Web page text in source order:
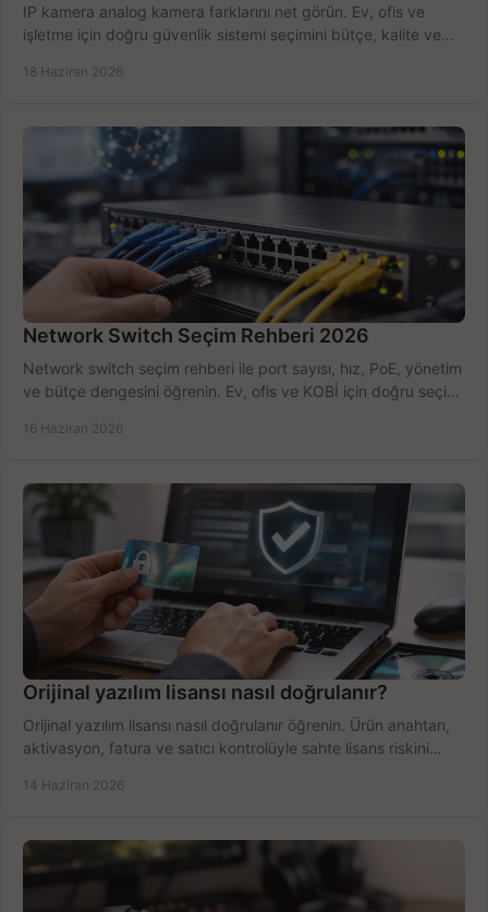
IP kamera analog kamera farklarını net görün. Ev, ofis ve
işletme için doğru güvenlik sistemi seçimini bütçe, kalite ve
18 Haziran 2026
Network Switch Seçim Rehberi 2026
Network switch seçim rehberi ile port sayısı, hız, PoE, yönetim
ve bütçe dengesini öğrenin. Ev, ofis ve KOBİ için doğru seçimi
16 Haziran 2026
Orijinal yazılım lisansı nasıl doğrulanır?
Orijinal yazılım lisansı nasıl doğrulanır öğrenin. Ürün anahtarı,
aktivasyon, fatura ve satıcı kontrolüyle sahte lisans riskini
14 Haziran 2026